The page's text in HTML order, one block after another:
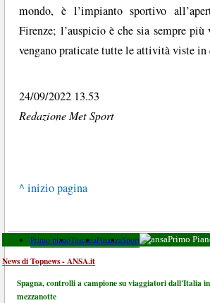
mondo, è l’impianto sportivo
Firenze; l’auspicio è che sia sempre
vengano praticate tutte le attività viste
24/09/2022 13.53
Redazione Met Sport
^ inizio pagina
Primo pianoToscanaFinanzaSport Primo
News di Topnews - ANSA.it
Spagna, controlli a campione su viaggiatori dall'Italia
mezzanotte